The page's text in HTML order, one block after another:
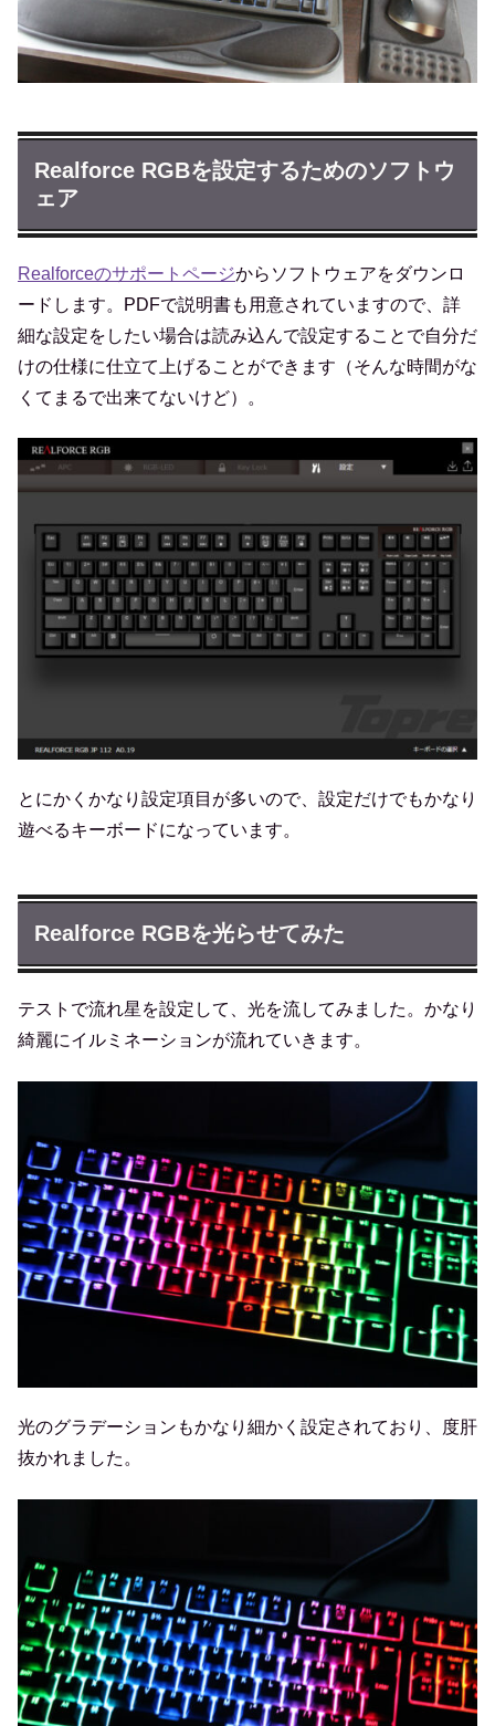
Realforce RGBを設定するためのソフトウ
ェア
Realforceのサポートページからソフトウェアをダウンロ
ードします。PDFで説明書も用意されていますので、詳
細な設定をしたい場合は読み込んで設定することで自分だ
けの仕様に仕立て上げることができます（そんな時間がな
くてまるで出来てないけど）。
とにかくかなり設定項目が多いので、設定だけでもかなり
遊べるキーボードになっています。
Realforce RGBを光らせてみた
テストで流れ星を設定して、光を流してみました。かなり
綺麗にイルミネーションが流れていきます。
光のグラデーションもかなり細かく設定されており、度肝
抜かれました。